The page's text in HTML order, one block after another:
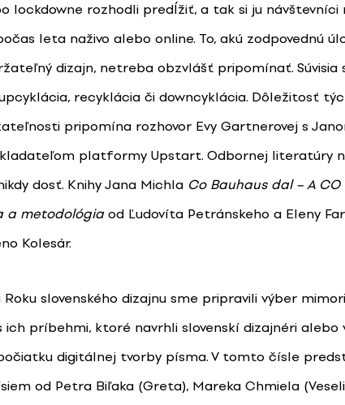
lockdowne rozhodli predĺžiť, a tak si ju návštevníci
leta naživo alebo online. To, akú zodpovednú
dizajn, netreba obzvlášť pripomínať. Súvisia
recyklácia či downcyklácia. Dôležitosť
pripomína rozhovor Evy Gartnerovej s
platformy Upstart. Odbornej literatúry
dosť. Knihy Jana Michla Co Bauhaus dal – A CO
a metodológiaod Ľudovíta Petránskeho a Eleny
Kolesár.
slovenského dizajnu sme pripravili výber
ich príbehmi, ktoré navrhli slovenskí dizajnéri alebo
digitálnej tvorby písma. V tomto čísle
od Petra Biľaka (Greta), Mareka Chmiela